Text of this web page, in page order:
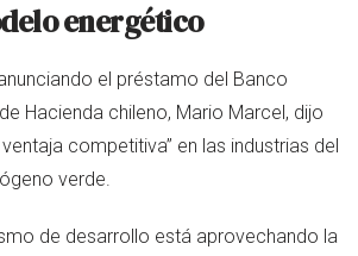
energético
el préstamo del Banco
Hacienda chileno, Mario Marcel, dijo
ventaja competitiva” en las industrias del
verde.
de desarrollo está aprovechando la